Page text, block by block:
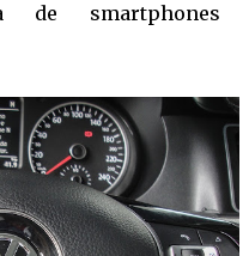
de smartphones